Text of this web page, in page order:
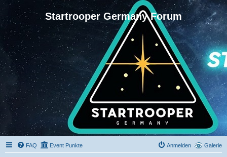
Startrooper Germany Forum
Galerie
FAQ Event Punkte Anmelden